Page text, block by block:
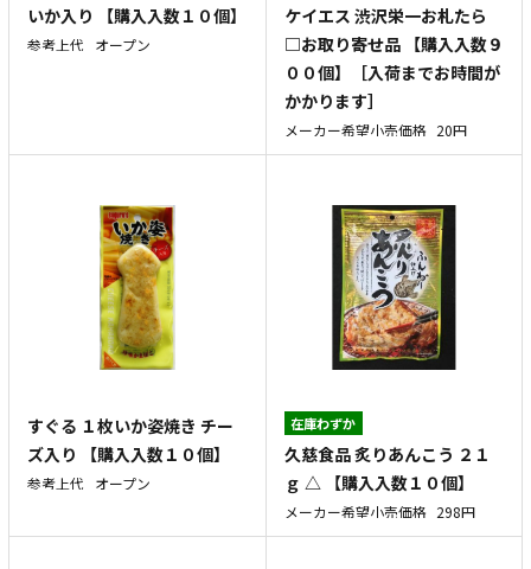
いか入り 【購入入数１０個】
参考上代 オープン
ケイエス 渋沢栄一お札たら
□お取り寄せ品 【購入入数９
００個】［入荷までお時間が
かかります］
メーカー希望小売価格 20円
すぐる １枚いか姿焼き チー
ズ入り 【購入入数１０個】
参考上代 オープン
在庫わずか
久慈食品 炙りあんこう ２１
ｇ △ 【購入入数１０個】
メーカー希望小売価格 298円